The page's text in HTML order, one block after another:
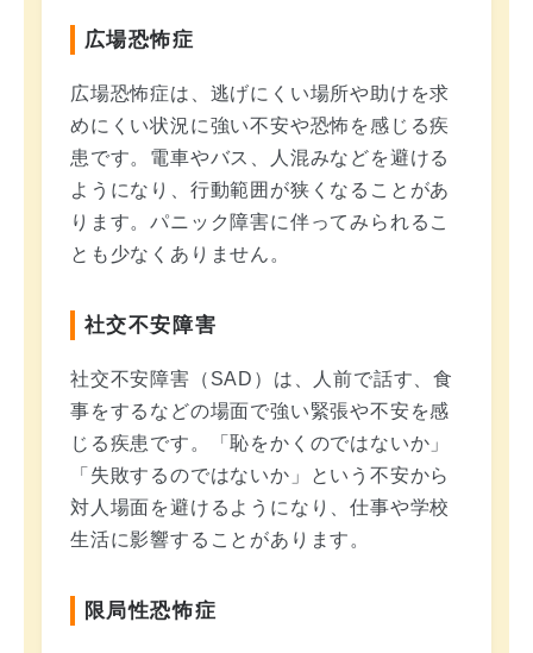
広場恐怖症
広場恐怖症は、逃げにくい場所や助けを求
めにくい状況に強い不安や恐怖を感じる疾
患です。電車やバス、人混みなどを避ける
ようになり、行動範囲が狭くなることがあ
ります。パニック障害に伴ってみられるこ
とも少なくありません。
社交不安障害
社交不安障害（SAD）は、人前で話す、食
事をするなどの場面で強い緊張や不安を感
じる疾患です。「恥をかくのではないか」
「失敗するのではないか」という不安から
対人場面を避けるようになり、仕事や学校
生活に影響することがあります。
限局性恐怖症